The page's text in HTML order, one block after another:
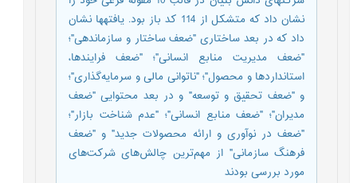
نشان داد که متشکل از 114 کد باز بود. یافته­ها نشان
داد که در بعد ساختاری "ضعف ساختار و سازماندهی"؛
"ضعف مدیریت منابع انسانی"؛ "ضعف فرایندها،
استانداردها و محصول"؛ "ناتوانی مالی و سرمایه‌گذاری"؛
و "ضعف تحقیق و توسعه" و در بعد محتوایی "ضعف
مدیران"؛ "ضعف منابع انسانی"؛ "عدم شناخت بازار"؛
"ضعف در نوآوری و ارائه محصولات جدید" و "ضعف
فرهنگ سازمانی" از مهم‌ترین چالش‌های شرکت‌های
مورد بررسی بودند